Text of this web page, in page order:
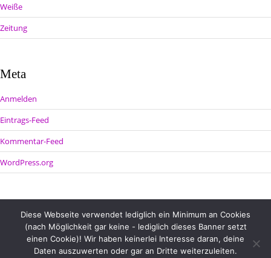
Weiße
Zeitung
Meta
Anmelden
Eintrags-Feed
Kommentar-Feed
WordPress.org
Diese Webseite verwendet lediglich ein Minimum an Cookies
(nach Möglichkeit gar keine - lediglich dieses Banner setzt
einen Cookie)! Wir haben keinerlei Interesse daran, deine
Daten auszuwerten oder gar an Dritte weiterzuleiten.